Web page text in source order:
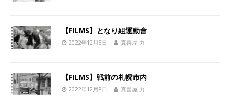
【FILMS】となり組運動會
2022年12月8日 真喜屋 力
【FILMS】戦前の札幌市内
2022年12月8日 真喜屋 力